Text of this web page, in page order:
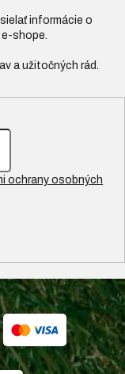
informácie o
shope.
ochrany osobných